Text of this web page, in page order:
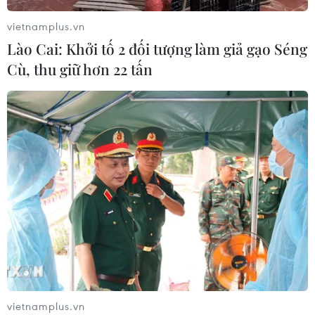
Giá vàng thế giới quay đầu giảm nhẹ
do áp lực chốt lời
07/08/2026 00:31
Chứng khoán Mỹ rời đỉnh khi giá
năng lượng leo thang
06/08/2026 23:58
Xem thêm
vietnamplus.vn
Lào Cai: Khởi tố 2 đối tượng làm giả gạo Séng
Cù, thu giữ hơn 22 tấn
vietnamplus.vn